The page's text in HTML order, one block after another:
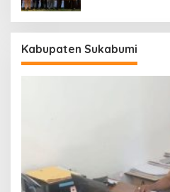
Kabupaten Sukabumi